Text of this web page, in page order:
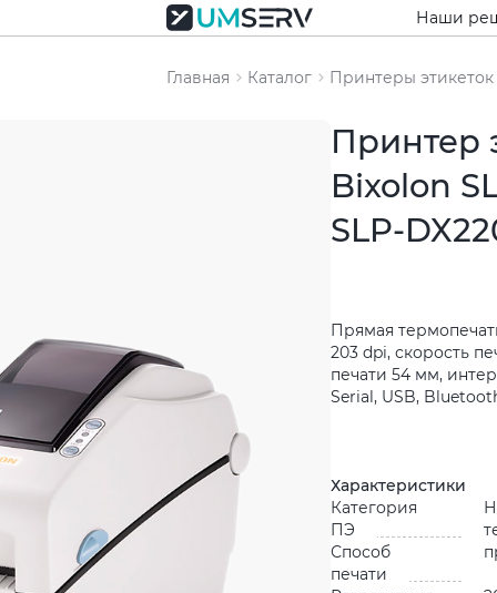
Наши
Главная Каталог Принтеры этикеток
Принтер
Bixolon
SLP-
Прямая
203 dpi, скорость
печати 54 мм,
Serial, USB,
Характеристики
Категория
ПЭ
Способ
печати